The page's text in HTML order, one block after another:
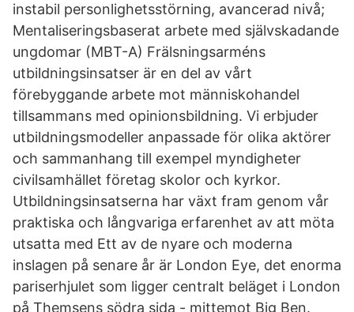
instabil personlighetsstörning, avancerad nivå;
Mentaliseringsbaserat arbete med självskadande
ungdomar (MBT-A) Frälsningsarméns
utbildningsinsatser är en del av vårt
förebyggande arbete mot människohandel
tillsammans med opinionsbildning. Vi erbjuder
utbildningsmodeller anpassade för olika aktörer
och sammanhang till exempel myndigheter
civilsamhället företag skolor och kyrkor.
Utbildningsinsatserna har växt fram genom vår
praktiska och långvariga erfarenhet av att möta
utsatta med Ett av de nyare och moderna
inslagen på senare år är London Eye, det enorma
pariserhjulet som ligger centralt beläget i London
på Themsens södra sida - mittemot Big Ben.